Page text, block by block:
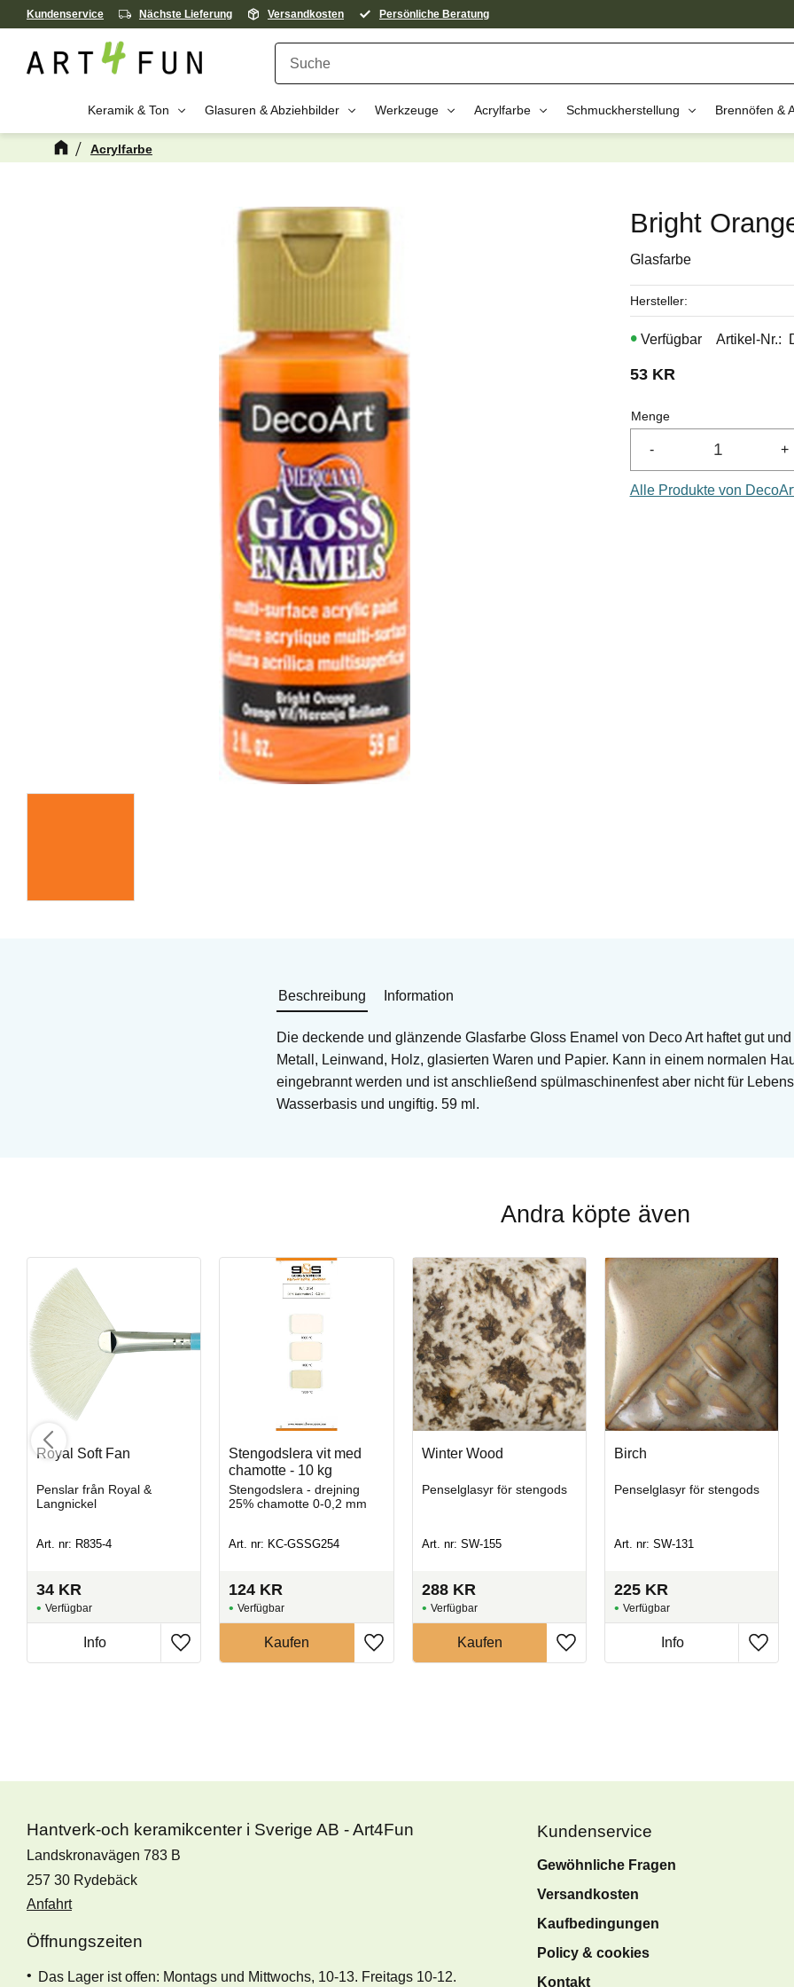
Kundenservice Nächste Lieferung Versandkosten Persönliche Beratung
Keramik & Ton Glasuren & Abziehbilder Werkzeuge Acrylfarbe Schmuckherstellung Brennöfen &
Acrylfarbe
Kanske någon av dessa produkter kan intressera
Stengodslera med mindre prickar och chamotte - 10 kg
Stengodslera - drejning / skulptering 25% chamotte 0-0,2 mm
Art. nr: KC-GSSG930
Bright
Glasfarbe
53KR
Menge
+
-
Artikel-Nr.
Hersteller
Alle Produkte von
Beschreibung Information
Die deckende und glänzende Glasfarbe Gloss Enamel von Deco Art haftet gut
Metall, Leinwand, Holz, glasierten Waren und Papier. Kann in einem normalen
eingebrannt werden und ist anschließend spülmaschinenfest aber nicht für
Wasserbasis und ungiftig. 59 ml.
Andra köpte även
Royal Soft Fan
Penslar från Royal &
Langnickel
Art. nr: R835-4
34 KR
Stengodslera vit med
chamotte - 10 kg
Stengodslera - drejning
25% chamotte 0-0,2 mm
Art. nr: KC-GSSG254
124 KR
Winter Wood
Penselglasyr för stengods
Art. nr: SW-155
288 KR
Birch
Penselglasyr för stengods
Art. nr: SW-131
225 KR
Hantverk-och keramikcenter i Sverige AB - Art4Fun
Landskronavägen 783 B
257 30 Rydebäck
Anfahrt
Öffnungszeiten
Das Lager ist offen: Montags und Mittwochs, 10-13. Freitags 10-12.
Kundenservice
Gewöhnliche Fragen
Versandkosten
Kaufbedingungen
Policy & cookies
Kontakt